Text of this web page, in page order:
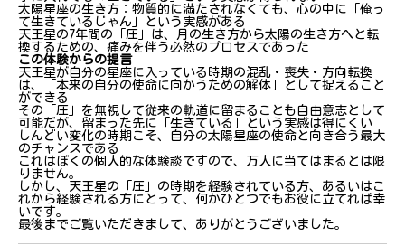
太陽星座の生き方：物質的に満たされなくても、心の中に「俺っ
て生きているじゃん」という実感がある
天王星の7年間の「圧」は、月の生き方から太陽の生き方へと転
換するための、痛みを伴う必然のプロセスであった
この体験からの提言
天王星が自分の星座に入っている時期の混乱・喪失・方向転換
は、「本来の自分の使命に向かうための解体」として捉えること
ができる
その「圧」を無視して従来の軌道に留まることも自由意志として
可能だが、留まった先に「生きている」という実感は得にくい
しんどい変化の時期こそ、自分の太陽星座の使命と向き合う最大
のチャンスである
これはぼくの個人的な体験談ですので、万人に当てはまるとは限
りません。
しかし、天王星の「圧」の時期を経験されている方、あるいはこ
れから経験される方にとって、何かひとつでもお役に立てれば幸
いです。
最後までご覧いただきまして、ありがとうございました。